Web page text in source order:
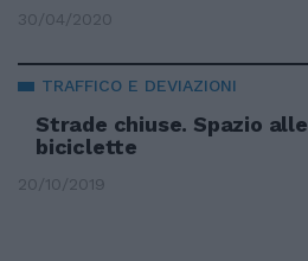
30/04/2020
TRAFFICO E DEVIAZIONI
Strade chiuse. Spazio alle
biciclette
20/10/2019